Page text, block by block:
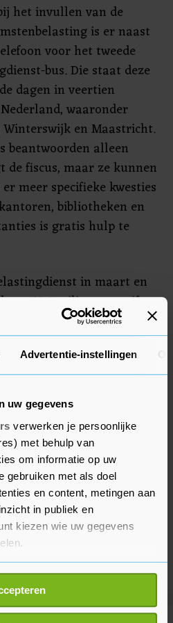
Advertentie-instellingen
uw gegevens
verwerken je persoonlijke
met behulp van
om informatie op uw
gebruiken met als doel
en content, metingen aan
in publiek en
kiezen wie uw gegevens
ook graag:
over uw geografische
meter nauwkeurig kan zijn
het invullen van de
is er naast
voor het tweede
bus. Die staat deze
dagen in veertien
waaronder
en Maastricht.
beantwoorden alleen
de fiscus, maar ze kunnen
meer specifieke kwesties
bibliotheken en
is gratis hulp te
in maart en
10,3 miljoen aangiften